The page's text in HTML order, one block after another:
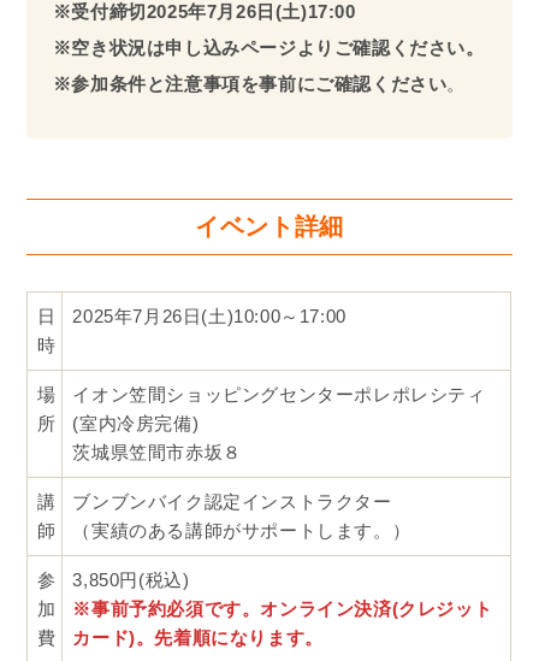
※受付締切2025年7月26日(土)17:00
※空き状況は申し込みページよりご確認ください。
※参加条件と注意事項を事前にご確認ください。
イベント詳細
日
時
2025年7月26日(土)10:00～17:00
場
所
イオン笠間ショッピングセンターポレポレシティ
(室内冷房完備)
茨城県笠間市赤坂８
講
師
ブンブンバイク認定インストラクター
（実績のある講師がサポートします。）
参
加
費
3,850円(税込)
※事前予約必須です。オンライン決済(クレジット
カード)。先着順になります。